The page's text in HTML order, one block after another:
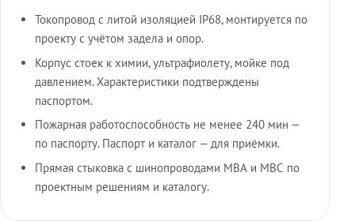
Токопровод с литой изоляцией IP68, монтируется по
проекту с учётом задела и опор.
Корпус стоек к химии, ультрафиолету, мойке под
давлением. Характеристики подтверждены
паспортом.
Пожарная работоспособность не менее 240 мин —
по паспорту. Паспорт и каталог — для приёмки.
Прямая стыковка с шинопроводами МВА и МВС по
проектным решениям и каталогу.